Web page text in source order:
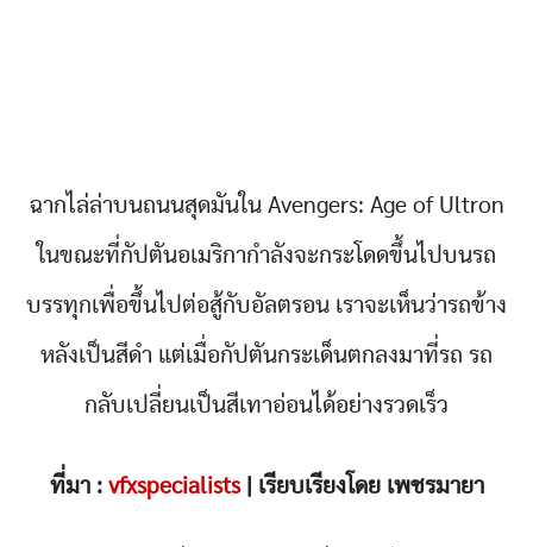
ฉากไล่ล่าบนถนนสุดมันใน Avengers: Age of Ultron
ในขณะที่กัปตันอเมริกากำลังจะกระโดดขึ้นไปบนรถ
บรรทุกเพื่อขึ้นไปต่อสู้กับอัลตรอน เราจะเห็นว่ารถข้าง
หลังเป็นสีดำ แต่เมื่อกัปตันกระเด็นตกลงมาที่รถ รถ
กลับเปลี่ยนเป็นสีเทาอ่อนได้อย่างรวดเร็ว
ที่มา : vfxspecialists| เรียบเรียงโดย เพชรมายา